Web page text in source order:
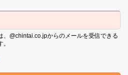
@chintai.co.jpからのメールを受信できる